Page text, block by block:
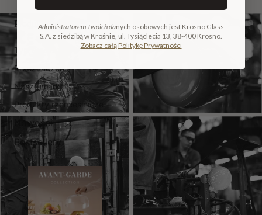
Produkty
Typ Produktu
Przeznaczenie
Nasze marki
Produkty rzemieślnicze
Nowości
Bestsellery
Administratorem Twoich danych osobowych jest Krosno Glass
S.A. z siedzibą w Krośnie, ul. Tysiąclecia 13, 38-400 Krosno.
Zobacz całą Politykę Prywatności